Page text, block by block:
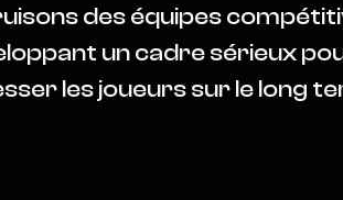
des équipes
un cadre sérieux
les joueurs sur le long